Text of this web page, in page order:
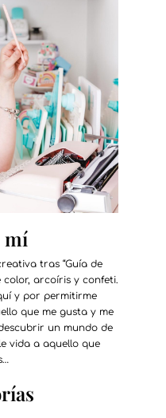
mí
tras “Guía de
color, arcoíris y confeti.
y por permitirme
que me gusta y me
un mundo de
vida a aquello que